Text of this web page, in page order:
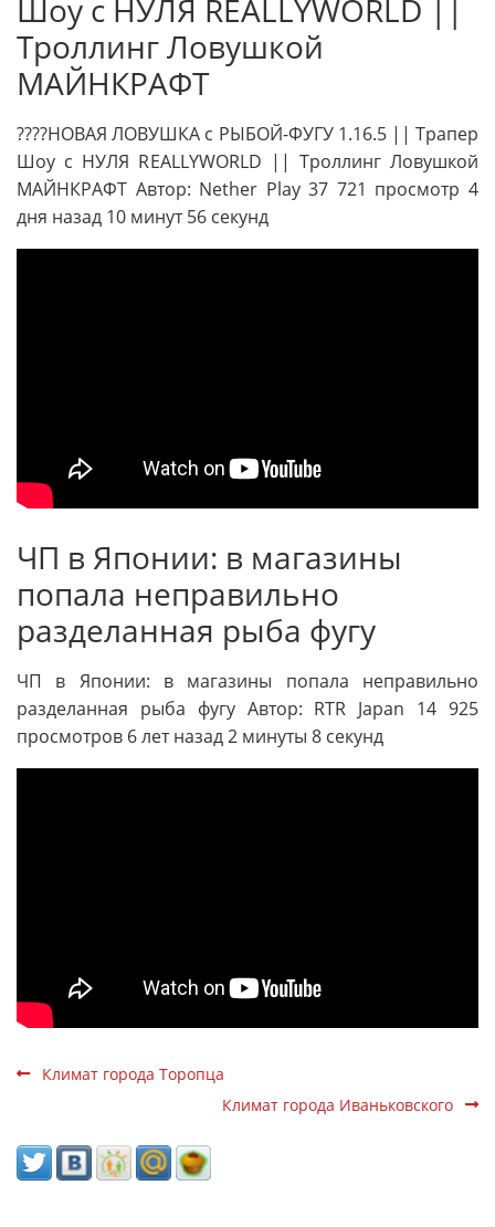
Шоу с НУЛЯ REALLYWORLD ||
Троллинг Ловушкой
МАЙНКРАФТ
????НОВАЯ ЛОВУШКА с РЫБОЙ-ФУГУ 1.16.5 || Трапер
Шоу с НУЛЯ REALLYWORLD || Троллинг Ловушкой
МАЙНКРАФТ Автор: Nether Play 37 721 просмотр 4
дня назад 10 минут 56 секунд
ЧП в Японии: в магазины
попала неправильно
разделанная рыба фугу
ЧП в Японии: в магазины попала неправильно
разделанная рыба фугу Автор: RTR Japan 14 925
просмотров 6 лет назад 2 минуты 8 секунд
Климат города Торопца
Климат города Иваньковского